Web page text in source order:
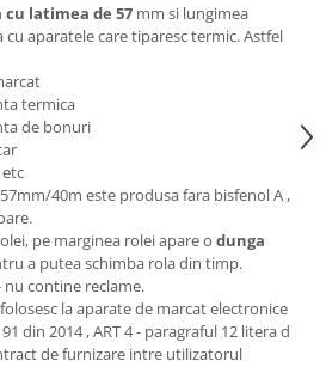
latimea de 57 mm si lungimea
aparatele care tiparesc termic. Astfel
termica
de bonuri
40m este produsa fara bisfenol A ,
pe marginea rolei apare o dunga
a putea schimba rola din timp.
nu contine reclame.
la aparate de marcat electronice
din 2014 , ART 4 - paragraful 12 litera d
de furnizare intre utilizatorul